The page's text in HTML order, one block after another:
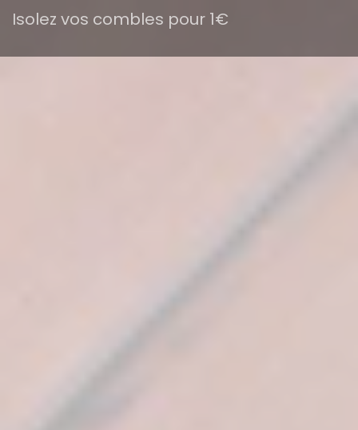
Isolez vos combles pour 1€